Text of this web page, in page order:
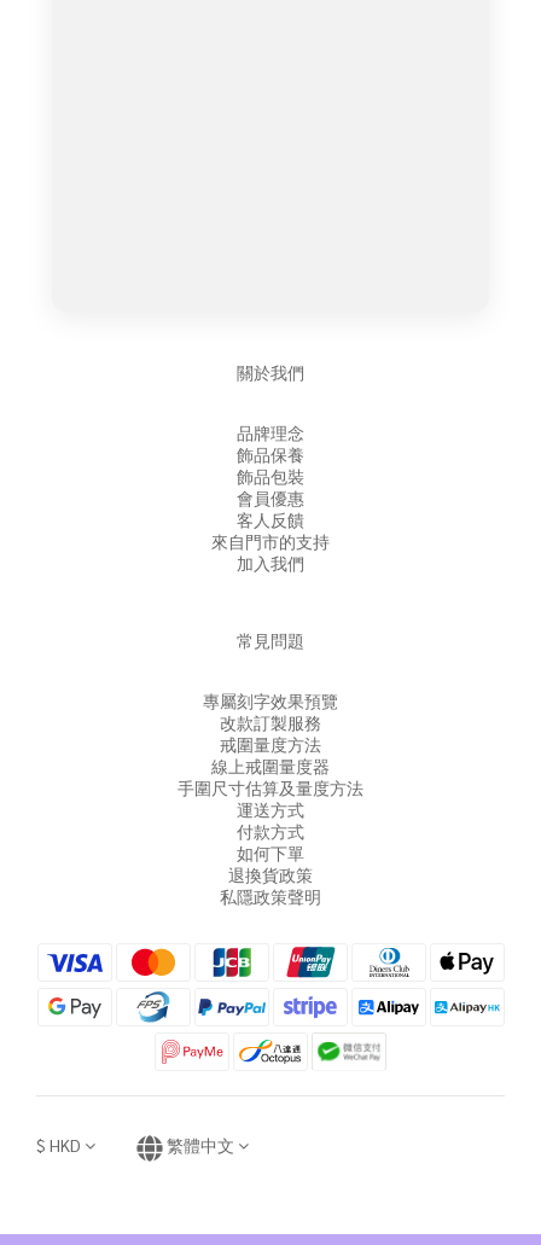
關於我們
品牌理念
飾品保養
飾品包裝
會員優惠
客人反饋
來自門市的支持
加入我們
常見問題
專屬刻字效果預覽
改款訂製服務
戒圍量度方法
線上戒圍量度器
手圍尺寸估算及量度方法
運送方式
付款方式
如何下單
退換貨政策
私隱政策聲明
$ HKD 繁體中文